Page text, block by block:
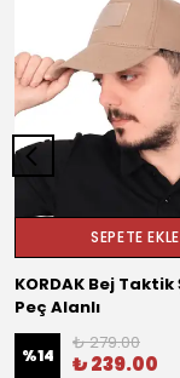
SEPETE EKLE
KORDAK Bej
Peç Alanlı
%14
₺ 279.00
₺ 239.00